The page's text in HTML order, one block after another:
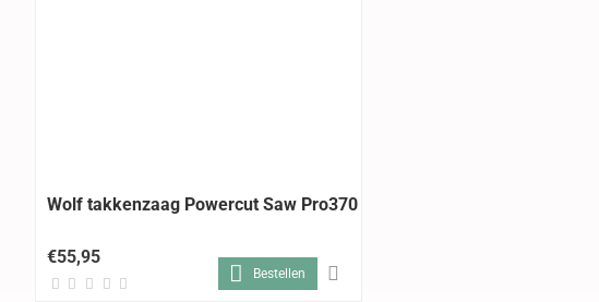
Wolf takkenzaag Powercut Saw Pro370
€55,95
Bestellen